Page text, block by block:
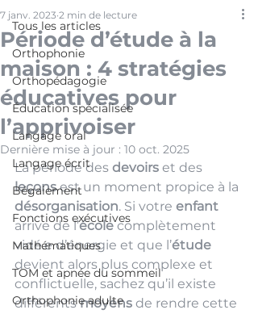
Tous les articles
Orthophonie
Orthopédagogie
Éducation spécialisée
Langage oral
Langage écrit
Bégaiement
Fonctions exécutives
Mathématiques
TOM et apnée du sommeil
Orthophonie adulte
Période d’étude à la
maison : 4 stratégies
éducatives pour
l’apprivoiser
7 janv. 2023 2 min de lecture
Dernière mise à jour : 10 oct. 2025
La période des devoirs et des
leçons est un moment propice à la
désorganisation. Si votre enfant
arrive de l’école complètement
vidé.e d’énergie et que l’étude
devient alors plus complexe et
conflictuelle, sachez qu’il existe
différents moyens de rendre cette